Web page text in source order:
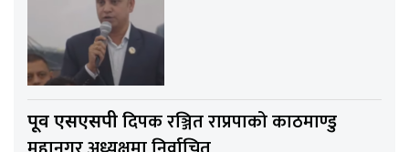
पूर्व एसएसपीदिपक रञ्जित राप्रपाको काठमाण्डु